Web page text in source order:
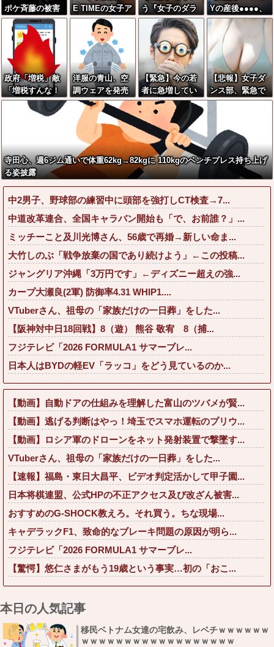
ポケ斉藤の被害
女性「バウムク
ーヘン売ったり
TikTokライブし
ててムカついた
から示談しなか
った」←コレっ
てさ…
E TIMEの女子ア
ナ、前屈みで乳
パッドのような
ものが見えてし
まう
う『女子のダラ
しない背中』に
勃起する奴www
Yの産後●●●●、
たわわ、たわわ
wwww
政府「増税」敵
「増税すんな！
増税メガネ！」
→政府「減税」
うなる！」
洋服の青山、空
調ウェアを発売
ｗｗｗｗｗｗ
【緊急】今の若
者に急増してい
る『コレ』依
存、めちゃくち
ゃ深刻な模様w
w w w w w w w
w w
【悲報】女子ダ
ンス部、緊急で
コメ欄を閉鎖し
た動画がこ
寺田心、週6ジム通いで体重62kg→82kgに 110kgのベンチプレス持ち上げ
る姿披露
中2男子、野球部の練習中に頭部を強打しCT検査→7...
中道改革連合、全国キャラバン開始も「で、お前誰？」...
ミッチーこと及川光博さん、56歳で再婚→新しい命ま...
大竹しのぶ「戦争放棄の国であり続けよう」←この投稿...
ジャングリア沖縄「3万円です」←ディズニー超えの強...
カープ大瀬良(2軍) 防御率4.31 WHIP1....
VTuberさん、祖母の「家族だけの一日葬」をした...
【阪神対中日18回戦】8（遊） 熊谷 敬宥 8（捕...
フジテレビ「2026 FORMULA1 サマーブレ...
日本人はBYDの軽EV「ラッコ」をどう見ているのか...
【動画】自動ドアの仕組みを理解した富山のツバメが賢...
【動画】逃げる判断はやっ！埼玉でスマホ運転のプリウ...
【動画】ロシア軍のドローンをネット発射装置で撃墜す...
VTuberさん、祖母の「家族だけの一日葬」をした...
【速報】福島・東日大昌平、ビデオ判定活かして甲子園...
日本将棋連盟、公式HPの不正アクセス及び改ざん被害...
おすすめのG-SHOCK教えろ。それ買う。ちな現場...
キャデラックF1、致命的なブレーキ問題の原因が明ら...
フジテレビ「2026 FORMULA1 サマーブレ...
【驚愕】悠仁さまがもう19歳という事実…初の「おこ...
本日の人気記事
移民ベトナム女達の宅飲み、レベチｗｗｗｗｗｗ
ｗｗｗｗｗｗｗｗｗｗｗｗｗｗｗｗｗｗ